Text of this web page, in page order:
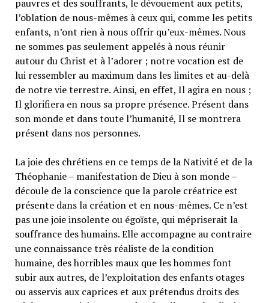
pauvres et des souffrants, le dévouement aux petits,
l’oblation de nous-mêmes à ceux qui, comme les petits
enfants, n’ont rien à nous offrir qu’eux-mêmes. Nous
ne sommes pas seulement appelés à nous réunir
autour du Christ et à l’adorer ; notre vocation est de
lui ressembler au maximum dans les limites et au-delà
de notre vie terrestre. Ainsi, en effet, Il agira en nous ;
Il glorifiera en nous sa propre présence. Présent dans
son monde et dans toute l’humanité, Il se montrera
présent dans nos personnes.
La joie des chrétiens en ce temps de la Nativité et de la
Théophanie – manifestation de Dieu à son monde –
découle de la conscience que la parole créatrice est
présente dans la création et en nous-mêmes. Ce n’est
pas une joie insolente ou égoïste, qui mépriserait la
souffrance des humains. Elle accompagne au contraire
une connaissance très réaliste de la condition
humaine, des horribles maux que les hommes font
subir aux autres, de l’exploitation des enfants otages
ou asservis aux caprices et aux prétendus droits des